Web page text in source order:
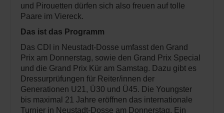
und Pirouetten dürfen sich also freuen auf tolle
Paare im Viereck.
Das ist das Programm
Das CDI in Neustadt-Dosse umfasst den Grand
Prix am Donnerstag, sowie den Grand Prix Special
und die Grand Prix Kür am Samstag. Dazu gibt es
Dressurprüfungen für Reiter/innen der
Generationen U21, Ü30 und Ü45. Die Youngster
bis maximal 21 Jahre eröffnen das internationale
Turnier in Neustadt-Dosse am Donnerstag. Ein